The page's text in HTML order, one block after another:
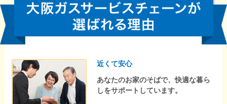
近くて安心
あなたのお家のそばで、快適な暮ら
しをサポートしています。